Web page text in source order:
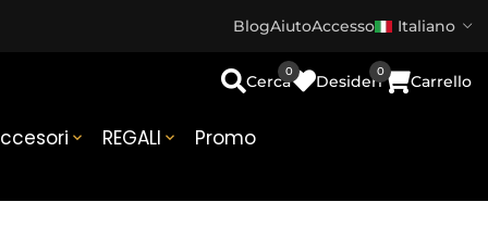
BlogAiutoAccesso Italiano
 REGALI  Promo
Cerca Desideri
0
Carrello
0